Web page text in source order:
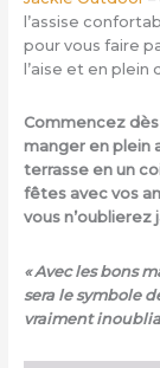
l’assise
pour vous faire
l’aise et en plein
Commencez
manger en plein
terrasse en un
fêtes avec vos
vous n’oublierez
« Avec les bons
sera le symbole
vraiment